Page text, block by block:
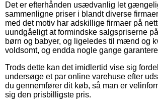
Det er efterhånden usædvanlig let
sammenligne priser i blandt diverse
med det motiv har adskillige firmaer på
uundgåeligt at formindske salgspriserne
børn og babyer, og ligeledes til mænd og
voldsomt, og endda nogle gange
Trods dette kan det imidlertid vise sig
undersøge et par online varehuse efter
du gennemfører dit køb, så man er
sig den prisbilligste pris.